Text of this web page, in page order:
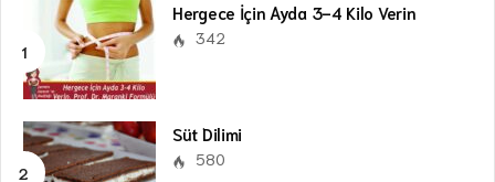
Hergece İçin Ayda 3-4 Kilo Verin
342
Süt Dilimi
580